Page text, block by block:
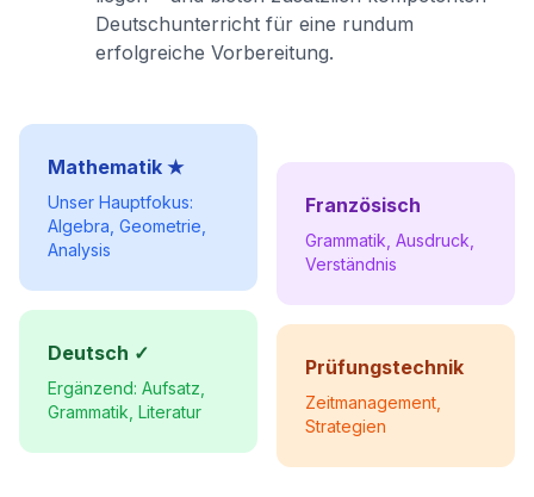
Deutschunterricht für eine rundum
erfolgreiche Vorbereitung.
Mathematik ★
Unser Hauptfokus:
Algebra, Geometrie,
Analysis
Deutsch ✓
Ergänzend: Aufsatz,
Grammatik, Literatur
Französisch
Grammatik, Ausdruck,
Verständnis
Prüfungstechnik
Zeitmanagement,
Strategien